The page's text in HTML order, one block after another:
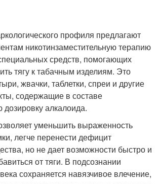
профиля предлагают
никотинзаместительную терапию
средств, помогающих
тягу к табачным изделиям. Это
жвачки, таблетки, спреи и другие
содержащие в составе
дозировку алкалоида.
уменьшить выраженность
легче перенести дефицит
но не дает возможности быстро и
от тяги. В подсознании
сохраняется навязчивое влечение,